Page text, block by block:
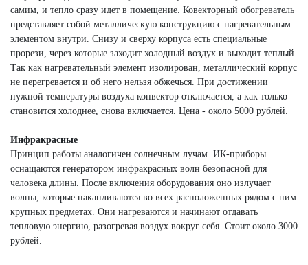
самим, и тепло сразу идет в помещение. Ковекторный обогреватель
представляет собой металлическую конструкцию с нагревательным
элементом внутри. Снизу и сверху корпуса есть специальные
прорези, через которые заходит холодный воздух и выходит теплый.
Так как нагревательный элемент изолирован, металлический корпус
не перегревается и об него нельзя обжечься. При достижении
нужной температуры воздуха конвектор отключается, а как только
становится холоднее, снова включается. Цена - около 5000 рублей.
Инфракрасные
Принцип работы аналогичен солнечным лучам. ИК-приборы
оснащаются генератором инфракрасных волн безопасной для
человека длины. После включения оборудования оно излучает
волны, которые накапливаются во всех расположенных рядом с ним
крупных предметах. Они нагреваются и начинают отдавать
тепловую энергию, разогревая воздух вокруг себя. Стоит около 3000
рублей.